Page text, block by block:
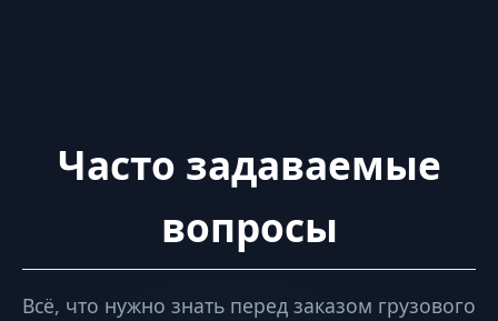
Часто задаваемые
вопросы
Всё, что нужно знать перед заказом грузового